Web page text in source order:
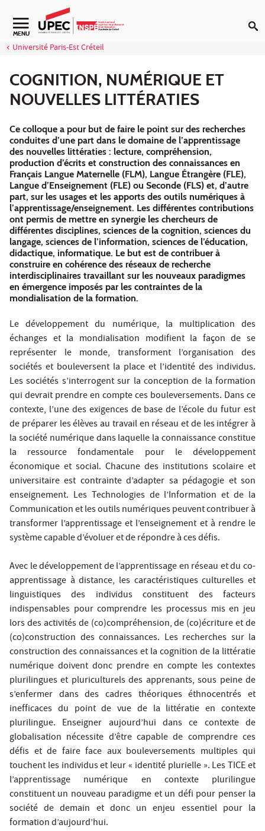
Aller au contenu
MENU
Université Paris-Est Créteil
COGNITION, NUMÉRIQUE ET
NOUVELLES LITTÉRATIES
Ce colloque a pour but de faire le point sur des recherches
conduites d’une part dans le domaine de l’apprentissage
des nouvelles littératies : lecture, compréhension,
production d’écrits et construction des connaissances en
Français Langue Maternelle (FLM), Langue Étrangère (FLE),
Langue d’Enseignement (FLE) ou Seconde (FLS) et, d’autre
part, sur les usages et les apports des outils numériques à
l’apprentissage/enseignement. Les différentes contributions
ont permis de mettre en synergie les chercheurs de
différentes disciplines, sciences de la cognition, sciences du
langage, sciences de l’information, sciences de l’éducation,
didactique, informatique. Le but est de contribuer à
construire en cohérence des réseaux de recherche
interdisciplinaires travaillant sur les nouveaux paradigmes
en émergence imposés par les contraintes de la
mondialisation de la formation.
Le développement du numérique, la multiplication des
échanges et la mondialisation modifient la façon de se
représenter le monde, transforment l’organisation des
sociétés et bouleversent la place et l’identité des individus.
Les sociétés s’interrogent sur la conception de la formation
qui devrait prendre en compte ces bouleversements. Dans ce
contexte, l’une des exigences de base de l’école du futur est
de préparer les élèves au travail en réseau et de les intégrer à
la société numérique dans laquelle la connaissance constitue
la ressource fondamentale pour le développement
économique et social. Chacune des institutions scolaire et
universitaire est contrainte d’adapter sa pédagogie et son
enseignement. Les Technologies de l’Information et de la
Communication et les outils numériques peuvent contribuer à
transformer l’apprentissage et l’enseignement et à rendre le
système capable d’évoluer et de répondre à ces défis.
Avec le développement de l’apprentissage en réseau et du co-
apprentissage à distance, les caractéristiques culturelles et
linguistiques des individus constituent des facteurs
indispensables pour comprendre les processus mis en jeu
lors des activités de (co)compréhension, de (co)écriture et de
(co)construction des connaissances. Les recherches sur la
construction des connaissances et la cognition de la littératie
numérique doivent donc prendre en compte les contextes
plurilingues et pluriculturels des apprenants, sous peine de
s’enfermer dans des cadres théoriques éthnocentrés et
inefficaces du point de vue de la littératie en contexte
plurilingue. Enseigner aujourd’hui dans ce contexte de
globalisation nécessite d’être capable de comprendre ces
défis et de faire face aux bouleversements multiples qui
touchent les individus et leur « identité plurielle ». Les TICE et
l’apprentissage numérique en contexte plurilingue
constituent un nouveau paradigme et un défi pour penser la
société de demain et donc un enjeu essentiel pour la
formation d’aujourd’hui.